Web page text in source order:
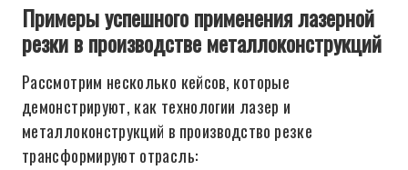
Примеры успешного применения лазерной
резки в производстве металлоконструкций
Рассмотрим несколько кейсов, которые
демонстрируют, как технологии лазер и
металлоконструкций в производство резке
трансформируют отрасль: